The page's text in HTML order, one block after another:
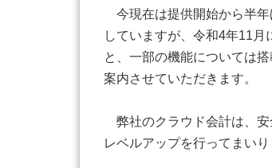
今現在は提供開始から半年
していますが、令和4年11
と、一部の機能については
案内させていただきます。
弊社のクラウド会計は、安
レベルアップを行ってまい